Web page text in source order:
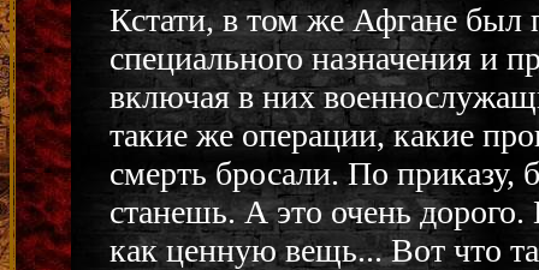
Кстати, в том же Афгане был
специального назначения и
включая в них
такие же операции, какие
смерть бросали. По приказу,
станешь. А это очень дорого.
как ценную вещь... Вот что